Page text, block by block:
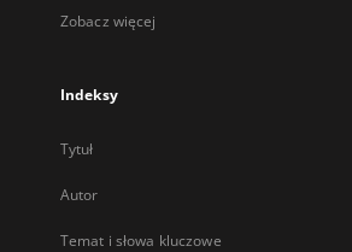
Zobacz więcej
Indeksy
Tytuł
Autor
Temat i słowa kluczowe